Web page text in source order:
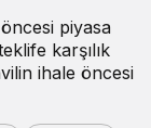
piyasa
karşılık
ihale öncesi